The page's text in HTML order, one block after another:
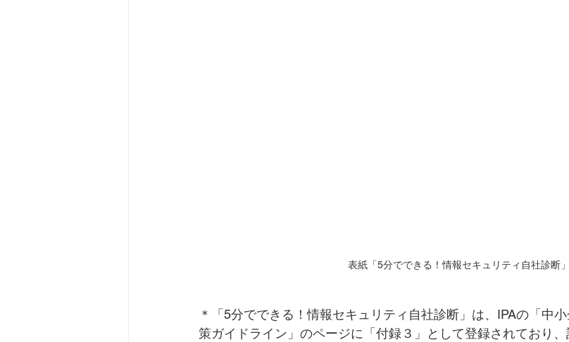
表紙 「5分でできる！情報セキュリティ自社診断」
＊「5分でできる！情報セキュリティ自社診断」は、IPAの「中
策ガイドライン」のページに「付録３」として登録されており